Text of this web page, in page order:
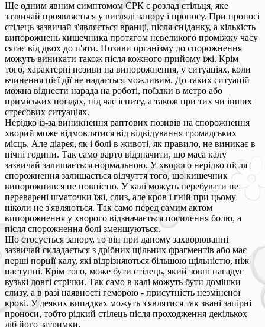
Ще одним явним симптомом СРК є розлад стільця, яке
зазвичай проявляється у вигляді запору і проносу. При проносі
стілець зазвичай з'являється вранці, після сніданку, а кількість
випорожнень кишечника протягом невеликого проміжку часу
сягає від двох до п'яти. Позиви організму до спорожнення
можуть виникати також після кожного прийому їжі. Крім
того, характерні позиви на випорожнення, у ситуаціях, коли
вчинення цієї дії не надається можливим. До таких ситуацій
можна віднести нарада на роботі, поїздки в метро або
приміських поїздах, під час іспиту, а також при тих чи інших
стресових ситуаціях.
Нерідко із-за виникнення раптових позивів на спорожнення
хворий може відмовлятися від відвідування громадських
місць. Але діарея, як і болі в животі, як правило, не виникає в
нічні години. Так само варто відзначити, що маса калу
зазвичай залишається нормальною. У хворого нерідко після
спорожнення залишається відчуття того, що кишечник
випорожнився не повністю. У калі можуть перебувати не
переварені шматочки їжі, слиз, але кров і гній при цьому
ніколи не з'являються. Так само перед самим актом
випорожнення у хворого відзначається посилення болю, а
після спорожнення болі зменшуються.
Що стосується запору, то він при даному захворюванні
зазвичай складається з дрібних щільних фрагментів або має
перші порції калу, які відрізняються більшою щільністю, ніж
наступні. Крім того, може бути стілець, який зовні нагадує
вузькі довгі стрічки. Так само в калі можуть бути домішки
слизу, а в разі наявності геморою - присутність незміненої
крові. У деяких випадках можуть з'являтися так звані запірні
проноси, тобто рідкий стілець після проходження декількох
діб його затримки.